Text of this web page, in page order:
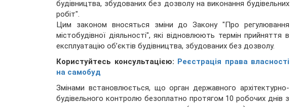
будівництва, збудованих без дозволу на виконання будівельних
робіт".
Цим законом вносяться зміни до Закону "Про регулювання
містобудівної діяльності", які відновлюють термін прийняття в
експлуатацію об’єктів будівництва, збудованих без дозволу.
Користуйтесь консультацією: Реєстрація права власності
на самобуд
Змінами встановлюється, що орган державного архітектурно-
будівельного контролю безоплатно протягом 10 робочих днів з